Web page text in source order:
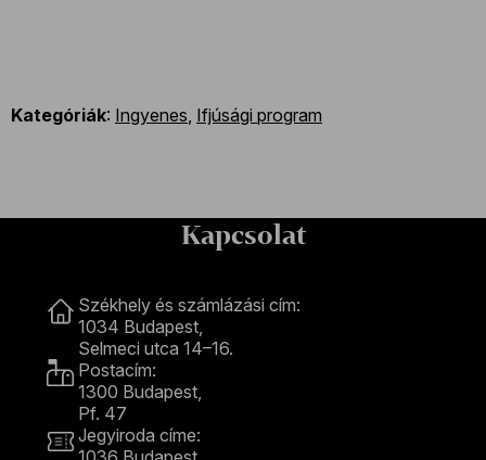
Kategóriák: Ingyenes Ifjúsági program
Kapcsolat
Székhely és számlázási cím:
1034 Budapest,
Selmeci utca 14–16.
Postacím:
1300 Budapest,
Pf. 47
Jegyiroda címe: